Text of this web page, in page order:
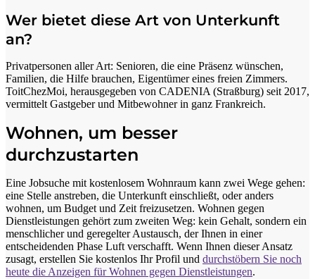
Wer bietet diese Art von Unterkunft
an?
Privatpersonen aller Art: Senioren, die eine Präsenz wünschen,
Familien, die Hilfe brauchen, Eigentümer eines freien Zimmers.
ToitChezMoi, herausgegeben von CADENIA (Straßburg) seit 2017,
vermittelt Gastgeber und Mitbewohner in ganz Frankreich.
Wohnen, um besser
durchzustarten
Eine Jobsuche mit kostenlosem Wohnraum kann zwei Wege gehen:
eine Stelle anstreben, die Unterkunft einschließt, oder anders
wohnen, um Budget und Zeit freizusetzen. Wohnen gegen
Dienstleistungen gehört zum zweiten Weg: kein Gehalt, sondern ein
menschlicher und geregelter Austausch, der Ihnen in einer
entscheidenden Phase Luft verschafft. Wenn Ihnen dieser Ansatz
zusagt, erstellen Sie kostenlos Ihr Profil und durchstöbern Sie noch
heute die Anzeigen für Wohnen gegen Dienstleistungen.